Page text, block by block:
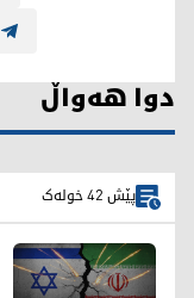
دوا هەواڵ
پێش 42 خولەک